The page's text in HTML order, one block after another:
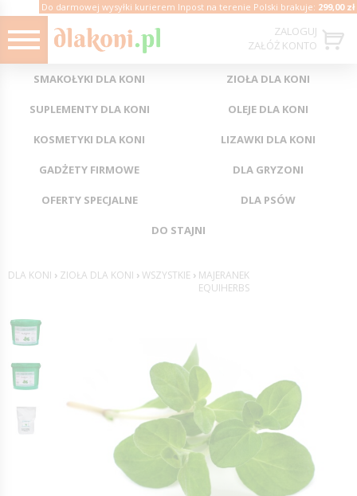
ZALOGUJ
ZAŁÓŻ KONTO
Do darmowej wysyłki kurierem Inpost na terenie Polski brakuje: 299,00 zł
SMAKOŁYKI DLA KONI ZIOŁA DLA KONI
SUPLEMENTY DLA KONI OLEJE DLA KONI
KOSMETYKI DLA KONI LIZAWKI DLA KONI
GADŻETY FIRMOWE DLA GRYZONI
OFERTY SPECJALNE DLA PSÓW
DO STAJNI
DLA KONI › ZIOŁA DLA KONI ›WSZYSTKIE › MAJERANEK
EQUIHERBS